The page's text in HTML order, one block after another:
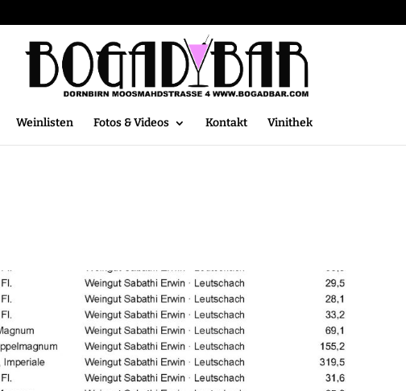
Weinlisten Fotos & Videos Kontakt Vinithek